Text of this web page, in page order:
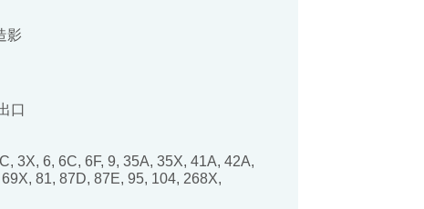
影
口
3X, 6, 6C, 6F, 9, 35A, 35X, 41A, 42A,
81, 87D, 87E, 95, 104, 268X,